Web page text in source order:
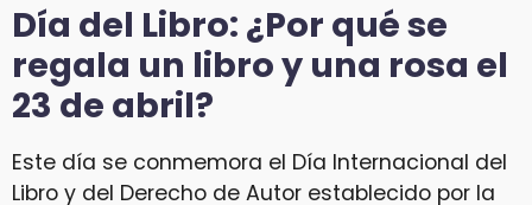
Día del Libro: ¿Por qué se
regala un libro y una rosa el
23 de abril?
Este día se conmemora el Día Internacional del
Libro y del Derecho de Autor establecido por la